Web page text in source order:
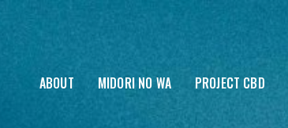
ABOUT MIDORI NO WA PROJECT CBD